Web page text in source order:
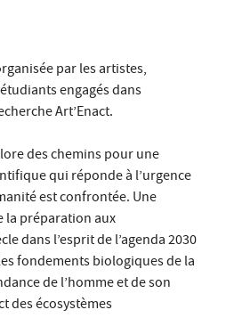
par les artistes,
engagés dans
Art’Enact.
des chemins pour une
qui réponde à l’urgence
est confrontée. Une
la préparation aux
dans l’esprit de l’agenda 2030
fondements biologiques de la
de l’homme et de son
des écosystèmes